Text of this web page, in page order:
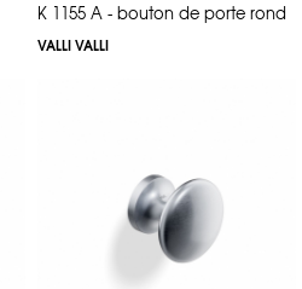
K 1155 A - bouton de porte rond
VALLI VALLI